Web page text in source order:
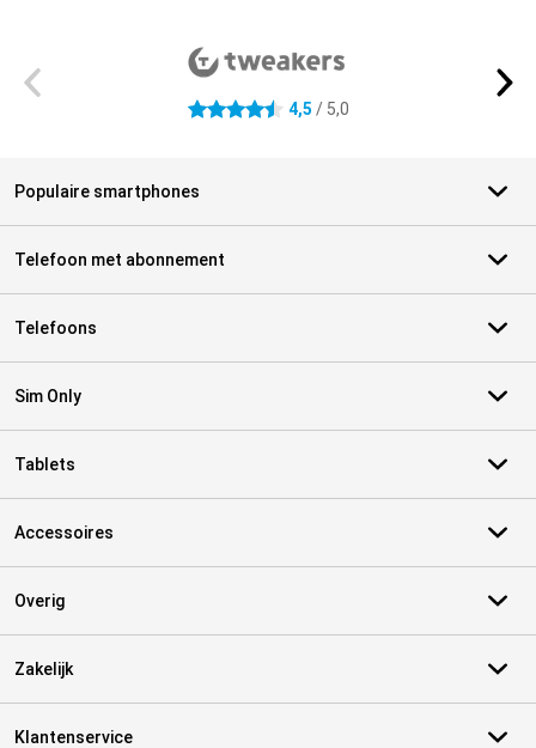
4.5 sterren 4,5 / 5,0
Populaire smartphones
Telefoon met abonnement
Telefoons
Sim Only
Tablets
Accessoires
Overig
Zakelijk
Klantenservice